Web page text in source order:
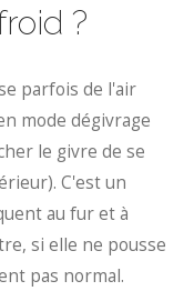
?
parfois de l'air
mode dégivrage
le givre de se
C'est un
au fur et à
si elle ne pousse
pas normal.